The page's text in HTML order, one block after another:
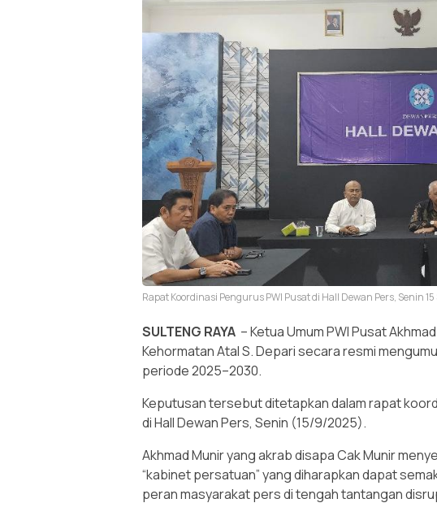
Rapat Koordinasi Pengurus PWI Pusat di Hall Dewan Pers, Senin
SULTENG RAYA – Ketua Umum PWI Pusat
Kehormatan Atal S. Depari secara resmi
periode 2025–2030.
Keputusan tersebut ditetapkan dalam rapat
di Hall Dewan Pers, Senin (15/9/2025).
Akhmad Munir yang akrab disapa Cak Munir
“kabinet persatuan” yang diharapkan dapat
peran masyarakat pers di tengah tantangan